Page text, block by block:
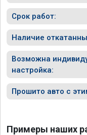
Срок работ:
Наличие
Возможна
настройка:
Прошито авто с
Примеры наших